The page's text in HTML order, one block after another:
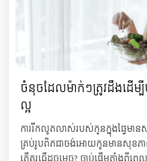
ចំនុចដែលម៉ាក់ៗត្រូវដឹងដើម្
ល្អ
ការរីកលូតលាស់របស់កូនក្នុងផ្ទៃមា
គ្រប់រូបពិតជាចង់អោយកូនមានសុខភាព